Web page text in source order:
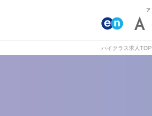
ハイクラス求人TOP